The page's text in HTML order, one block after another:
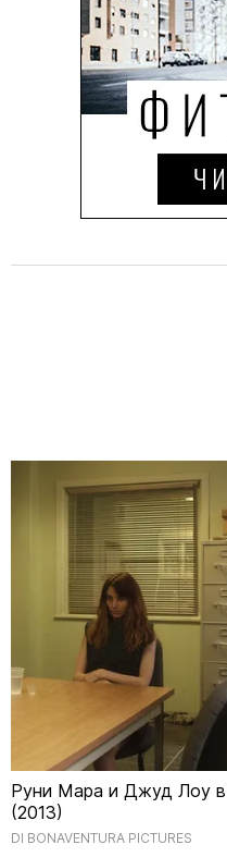
Руни Мара и Джуд Лоу
(2013)
DI BONAVENTURA PICTURES